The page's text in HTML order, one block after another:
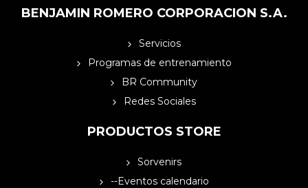
BENJAMIN ROMERO CORPORACION S.A.
Servicios
Programas de entrenamiento
BR Community
Redes Sociales
PRODUCTOS STORE
Sorvenirs
--Eventos calendario